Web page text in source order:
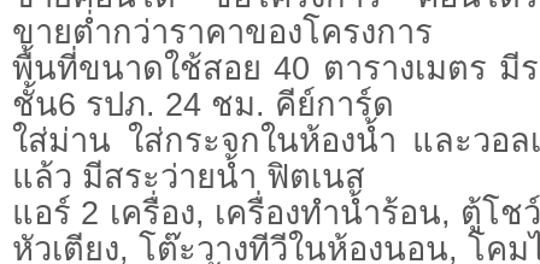
ขายต่ำกว่าราคาของโครงการ
พื้นที่ขนาดใช้สอย 40 ตารางเมตร มี
ชั้น6 รปภ. 24 ชม. คีย์การ์ด
ใส่ม่าน ใส่กระจกในห้องน้ำ และวอล
แล้ว มีสระว่ายน้ำ ฟิตเนส
แอร์ 2 เครื่อง, เครื่องทำน้ำร้อน, ตู้โช
หัวเตียง, โต๊ะวางทีวีในห้องนอน, โคม